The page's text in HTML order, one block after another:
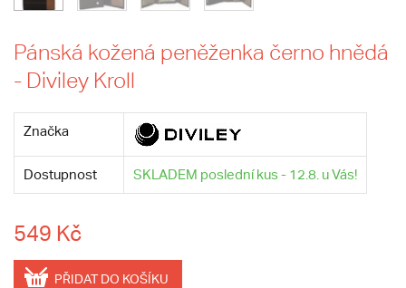
Pánská kožená peněženka černo hnědá
- Diviley Kroll
Značka
Dostupnost SKLADEM poslední kus - 12.8. u Vás!
549 Kč
PŘIDAT DO KOŠÍKU